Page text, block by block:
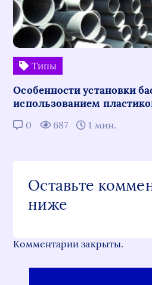
Типы
Особенности установки
использованием
0 687 1 мин.
Оставьте
ниже
Комментарии закрыты.